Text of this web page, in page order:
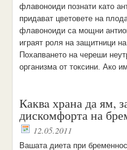
флавоноиди познати като
придават цветовете на
флавоноиди са мощни
играят роля на защитници
Похапването на череши
организма от токсини. Ако
Каквa храна да ям,
дискомфорта на
12.05.2011
Вашата диета при